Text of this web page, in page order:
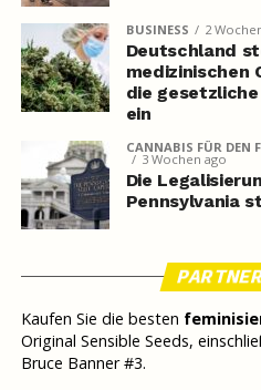
BUSINESS 2
Deutschland
medizinischen
die
ein
CANNABIS FÜR DEN
3 Wochen ago
Die
Pennsylvania
Kaufen Sie die besten
Original Sensible Seeds,
Bruce Banner #3.